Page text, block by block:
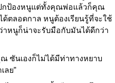
กป้องหนูแต่ทั้งคุณพ่อแล้วก็คุณ
ตลอดกาล หนูต้องเรียนรู้ที่จะใช้
าหนูก็น่าจะรับมือกับมันได้ดีกว่า
ซันเองก็ไม่ได้มีท่าทางหยาบ
ลย”